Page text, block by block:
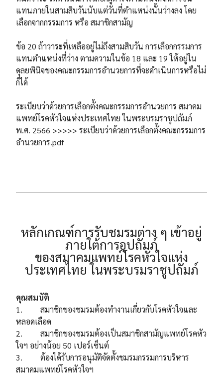
แทนภายในสามสิบวันนับแต่วันที่ตำแหน่งนั้นว่างลง โดย
เลือกจากกรรมการ หรือ สมาชิกสามัญ
ข้อ 20 ถ้าวาระที่เหลืออยู่ไม่ถึงสามสิบวัน การเลือกกรรมการ
แทนตำแหน่งที่ว่าง ตามความในข้อ 18 และ 19 ให้อยู่ใน
ดุลยพินิจของคณะกรรมการอำนวยการที่จะดำเนินการหรือไม่
ก็ได้
ระเบียบว่าด้วยการเลือกตั้งคณะกรรมการอำนวยการ สมาคม
แพทย์โรคหัวใจแห่งประเทศไทย ในพระบรมราชูปถัมภ์
พ.ศ. 2566 >>>>> ระเบียบว่าด้วยการเลือกตั้งคณะกรรมการ
อำนวยการ.pdf
หลักเกณฑ์การรับชมรมต่าง ๆ เข้าอยู่
ภายใต้การอุปถัมภ์
ของสมาคมแพทย์โรคหัวใจแห่ง
ประเทศไทย ในพระบรมราชูปถัมภ์
คุณสมบัติ
1. สมาชิกของชมรมต้องทำงานเกี่ยวกับโรคหัวใจและ
หลอดเลือด
2. สมาชิกของชมรมต้องเป็นสมาชิกสามัญแพทย์โรคหัว
ใจฯ อย่างน้อย 50 เปอร์เซ็นต์
3. ต้องได้รับการอนุมัติจัดตั้งชมรมกรรมการบริหาร
สมาคมแพทย์โรคหัวใจฯ